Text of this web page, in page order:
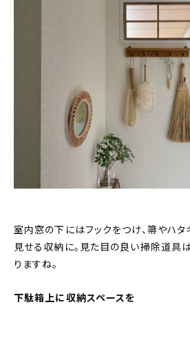
室内窓の下にはフックをつけ、箒やハタ
見せる収納に。見た目の良い掃除道具
りますね。
下駄箱上に収納スペースを